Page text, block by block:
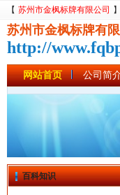
【 苏州市金枫标牌有限公司
苏州市金枫标牌有限
http://
网站首页 公司简
百科知识